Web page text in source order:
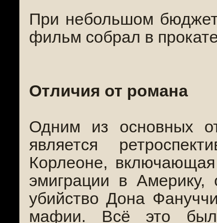
При небольшом
фильм собрал в
Отличия от романа
Одним из основных
является
Корлеоне, включающая
эмиграции в Америку,
убийство Дона
мафии. Всё это